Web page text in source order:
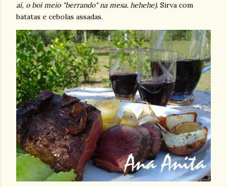
aí, o boi meio "berrando" na mesa. hehehe). Sirva com
batatas e cebolas assadas.